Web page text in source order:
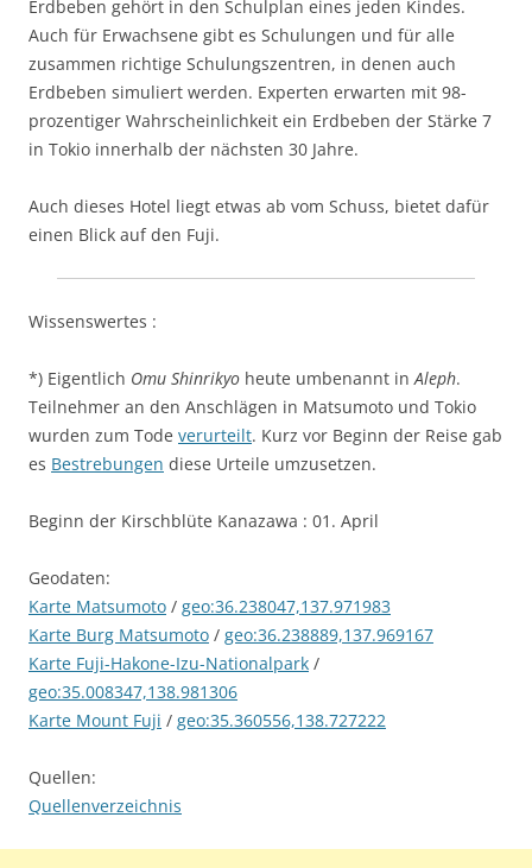
Erdbeben gehört in den Schulplan eines jeden Kindes.
Auch für Erwachsene gibt es Schulungen und für alle
zusammen richtige Schulungszentren, in denen auch
Erdbeben simuliert werden. Experten erwarten mit 98-
prozentiger Wahrscheinlichkeit ein Erdbeben der Stärke 7
in Tokio innerhalb der nächsten 30 Jahre.
Auch dieses Hotel liegt etwas ab vom Schuss, bietet dafür
einen Blick auf den Fuji.
Wissenswertes :
*) Eigentlich Omu Shinrikyo heute umbenannt inAleph.
Teilnehmer an den Anschlägen in Matsumoto und Tokio
wurden zum Tode verurteilt. Kurz vor Beginn der Reise gab
es Bestrebungen diese Urteile umzusetzen.
Beginn der Kirschblüte Kanazawa : 01. April
Geodaten:
Karte Matsumoto / geo:36.238047,137.971983
Karte Burg Matsumoto / geo:36.238889,137.969167
Karte Fuji-Hakone-Izu-Nationalpark /
geo:35.008347,138.981306
Karte Mount Fuji / geo:35.360556,138.727222
Quellen:
Quellenverzeichnis